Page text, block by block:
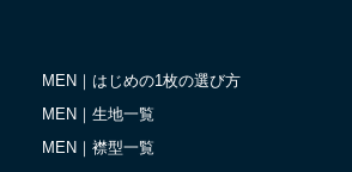
MEN｜はじめの1枚の選び方
MEN｜生地一覧
MEN｜襟型一覧